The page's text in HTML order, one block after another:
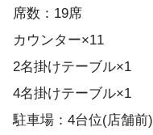
席数：19席
カウンター×11
2名掛けテーブル×1
4名掛けテーブル×1
駐車場：4台位(店舗前)